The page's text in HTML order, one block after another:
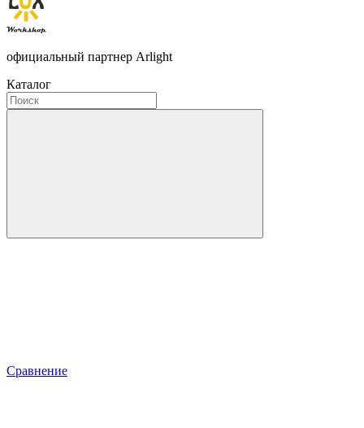
официальный партнер Arlight
Каталог
Сравнение